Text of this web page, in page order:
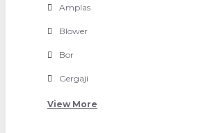
Amplas
Blower
Bor
Gergaji
View More